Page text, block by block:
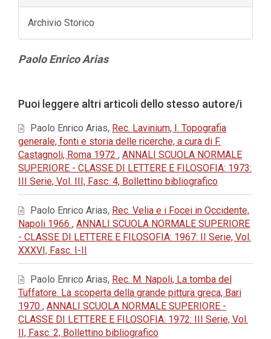
Archivio Storico
Contenuto
Paolo Enrico Arias
dell'articolo
Puoi leggere altri articoli dello stesso autore/i
Paolo Enrico Arias, Rec. Lavinium, I. Topografia
generale, fonti e storia delle ricerche, a cura di F.
Castagnoli, Roma 1972 , ANNALI SCUOLA NORMALE
SUPERIORE - CLASSE DI LETTERE E FILOSOFIA: 1973:
III Serie, Vol. III, Fasc. 4, Bollettino bibliografico
Paolo Enrico Arias, Rec. Velia e i Focei in Occidente,
Napoli 1966 , ANNALI SCUOLA NORMALE SUPERIORE
- CLASSE DI LETTERE E FILOSOFIA: 1967: II Serie, Vol.
XXXVI, Fasc. I-II
Paolo Enrico Arias, Rec. M. Napoli, La tomba del
Tuffatore. La scoperta della grande pittura greca, Bari
1970 , ANNALI SCUOLA NORMALE SUPERIORE -
CLASSE DI LETTERE E FILOSOFIA: 1972: III Serie, Vol.
II, Fasc. 2, Bollettino bibliografico